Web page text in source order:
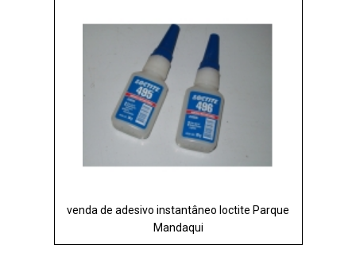
venda de adesivo instantâneo loctite Parque
Mandaqui